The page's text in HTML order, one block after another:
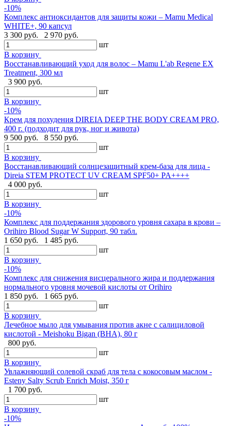
-10%
Комплекс антиоксидантов для защиты кожи – Mamu Medical
WHITE+, 90 капсул
3 300 руб.
2 970 руб.
шт
В корзину
Восстанавливающий уход для волос – Mamu L'ab Regene EX
Treatment, 300 мл
3 900 руб.
шт
В корзину
-10%
Крем для похудения DIREIA DEEP THE BODY CREAM PRO,
400 г. (подходит для рук, ног и живота)
9 500 руб.
8 550 руб.
шт
В корзину
Восстанавливающий солнцезащитный крем-база для лица -
Direia STEM PROTECT UV CREAM SPF50+ PA++++
4 000 руб.
шт
В корзину
-10%
Комплекс для поддержания здорового уровня сахара в крови –
Orihiro Blood Sugar W Support, 90 табл.
1 650 руб.
1 485 руб.
шт
В корзину
-10%
Комплекс для снижения висцерального жира и поддержания
нормального уровня мочевой кислоты от Orihiro
1 850 руб.
1 665 руб.
шт
В корзину
Лечебное мыло для умывания против акне с салициловой
кислотой - Meishoku Bigan (BHA), 80 г
800 руб.
шт
В корзину
Увлажняющий солевой скраб для тела с кокосовым маслом -
Esteny Salty Scrub Enrich Moist, 350 г
1 700 руб.
шт
В корзину
-10%